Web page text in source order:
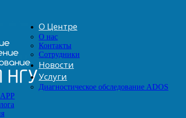
О Центре
О нас
Контакты
Сотрудники
Новости
Услуги
Диагностическое обследование ADOS